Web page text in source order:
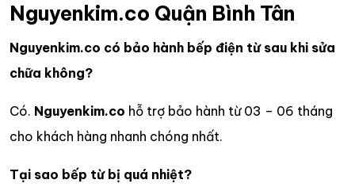
Nguyenkim.co Quận Bình Tân
Nguyenkim.co có bảo hành bếp điện từ sau khi sửa
chữa không?
Có. Nguyenkim.co hỗ trợ bảo hành từ 03 – 06 tháng
cho khách hàng nhanh chóng nhất.
Tại sao bếp từ bị quá nhiệt?